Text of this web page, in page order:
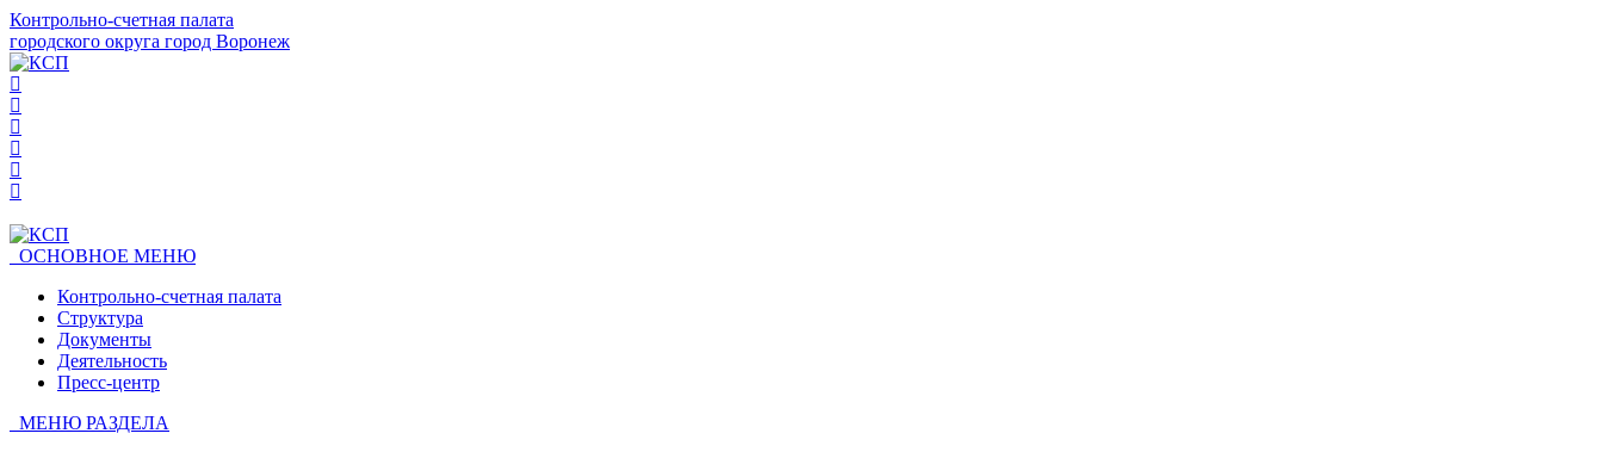
Контрольно-счетная палата
городского округа город Воронеж
ОСНОВНОЕ МЕНЮ
Контрольно-счетная палата
Структура
Документы
Деятельность
Пресс-центр
МЕНЮ РАЗДЕЛА